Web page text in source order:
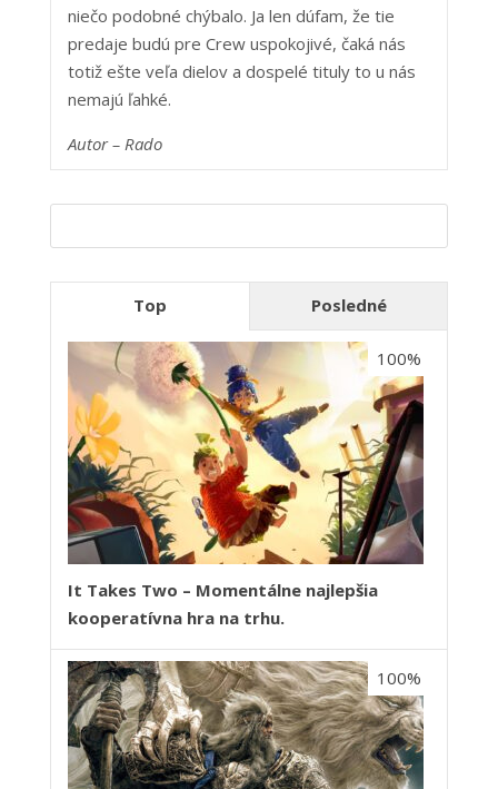
niečo podobné chýbalo. Ja len dúfam, že tie
predaje budú pre Crew uspokojivé, čaká nás
totiž ešte veľa dielov a dospelé tituly to u nás
nemajú ľahké.
Autor – Rado
Top Posledné
It Takes Two – Momentálne najlepšia
kooperatívna hra na trhu.
100%
100%